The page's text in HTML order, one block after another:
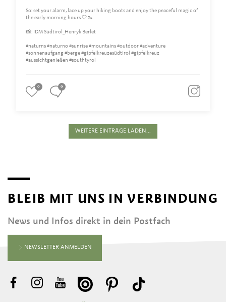
So: set your alarm, lace up your hiking boots and enjoy the peaceful magic of
the early morning hours.🤍🥾
📸: IDM Südtirol_Henryk Berlet
#naturns #naturno #sunrise #mountains #outdoor #adventure
#sonnenaufgang #berge #gipfelkreuzesüdtirol #gipfelkreuz
#aussichtgenießen #southtyrol
0 0
WEITERE EINTRÄGE LADEN...
BLEIB MIT UNS IN VERBINDUNG
News und Infos direkt in dein Postfach
NEWSLETTER ANMELDEN